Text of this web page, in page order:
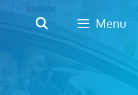
Menu